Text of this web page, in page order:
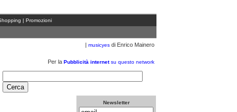
| Promozioni
| musicyes di Enrico Mainero
Per la Pubblicità internetsu questo network
Newsletter